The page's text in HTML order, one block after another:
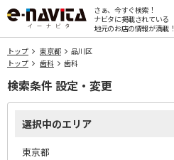
さぁ、今すぐ検索！
ナビタに掲載されている
地元のお店の情報が満載！
トップ 東京都
品川区
トップ
歯科 歯科
検索条件 設定・変更
選択中のエリア
東京都